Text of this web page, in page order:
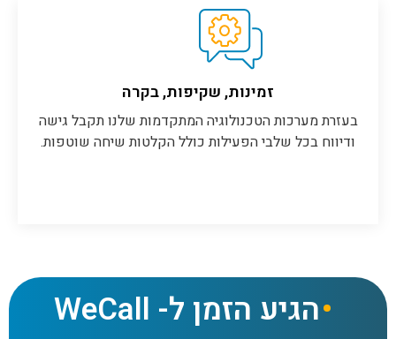
זמינות, שקיפות, בקרה
בעזרת מערכות הטכנולוגיה המתקדמות שלנו תקבל גישה
ודיווח בכל שלבי הפעילות כולל הקלטות שיחה שוטפות.
הגיע הזמן ל- WeCall